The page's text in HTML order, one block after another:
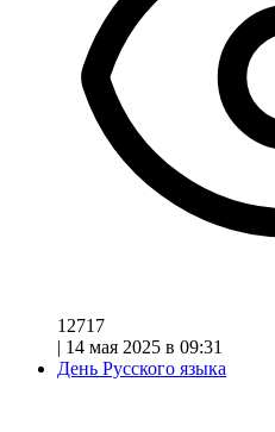
12717
| 14 мая 2025 в 09:31
День Русского языка